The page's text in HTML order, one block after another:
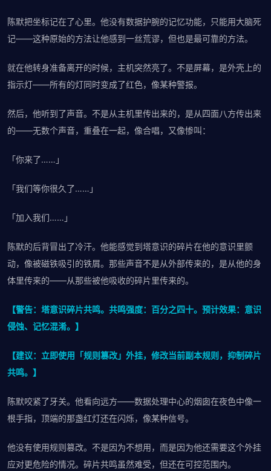
陈默把坐标记在了心里。他没有数据护腕的记忆功能，只能用大脑死
记——这种原始的方法让他感到一丝荒谬，但也是最可靠的方法。
就在他转身准备离开的时候，主机突然亮了。不是屏幕，是外壳上的
指示灯——所有的灯同时变成了红色，像某种警报。
然后，他听到了声音。不是从主机里传出来的，是从四面八方传出来
的——无数个声音，重叠在一起，像合唱，又像惨叫：
「你来了……」
「我们等你很久了……」
「加入我们……」
陈默的后背冒出了冷汗。他能感觉到塔意识的碎片在他的意识里颤
动，像被磁铁吸引的铁屑。那些声音不是从外部传来的，是从他的身
体里传来的——从那些被他吸收的碎片里传来的。
【警告：塔意识碎片共鸣。共鸣强度：百分之四十。预计效果：意识
侵蚀、记忆混淆。】
【建议：立即使用「规则篡改」外挂，修改当前副本规则，抑制碎片
共鸣。】
陈默咬紧了牙关。他看向远方——数据处理中心的烟囱在夜色中像一
根手指，顶端的那盏红灯还在闪烁，像某种信号。
他没有使用规则篡改。不是因为不想用，而是因为他还需要这个外挂
应对更危险的情况。碎片共鸣虽然难受，但还在可控范围内。